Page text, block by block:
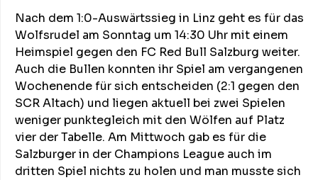
Nach dem 1:0-Auswärtssieg in Linz geht es für das
Wolfsrudel am Sonntag um 14:30 Uhr mit einem
Heimspiel gegen den FC Red Bull Salzburg weiter.
Auch die Bullen konnten ihr Spiel am vergangenen
Wochenende für sich entscheiden (2:1 gegen den
SCR Altach) und liegen aktuell bei zwei Spielen
weniger punktegleich mit den Wölfen auf Platz
vier der Tabelle. Am Mittwoch gab es für die
Salzburger in der Champions League auch im
dritten Spiel nichts zu holen und man musste sich